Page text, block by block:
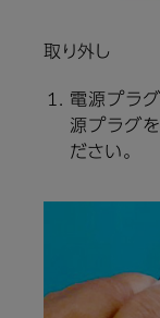
取り外し
電源プラ
源プラグ
ださい。